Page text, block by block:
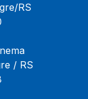
RS
/ RS